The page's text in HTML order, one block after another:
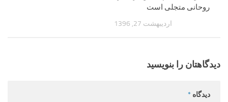
روحانی متجلی است
اردیبهشت 27, 1396
دیدگاهتان را بنویسید
دیدگاه *